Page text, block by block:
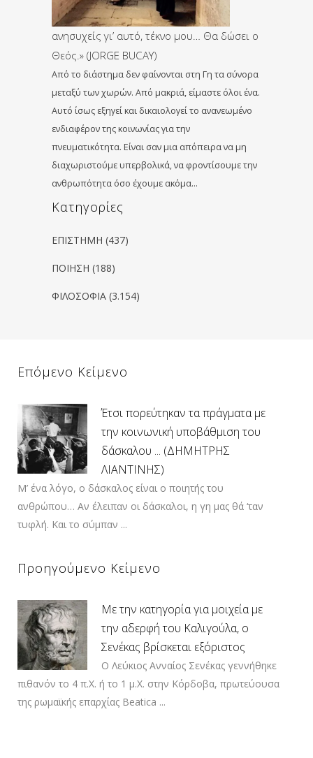
ανησυχείς γι’ αυτό, τέκνο μου… Θα δώσει ο
Θεός.» (JORGE BUCAY)
Από το διάστημα δεν φαίνονται στη Γη τα σύνορα
μεταξύ των χωρών. Από μακριά, είμαστε όλοι ένα.
Αυτό ίσως εξηγεί και δικαιολογεί το ανανεωμένο
ενδιαφέρον της κοινωνίας για την
πνευματικότητα. Είναι σαν μια απόπειρα να μη
διαχωριστούμε υπερβολικά, να φροντίσουμε την
ανθρωπότητα όσο έχουμε ακόμα…
Kατηγορίες
ΕΠΙΣΤΗΜΗ (437)
ΠΟΙΗΣΗ (188)
ΦΙΛΟΣΟΦΙΑ (3.154)
Επόμενο Κείμενο
Έτσι πορεύτηκαν τα πράγματα με
την κοινωνική υποβάθμιση του
δάσκαλου ... (ΔΗΜΗΤΡΗΣ
ΛΙΑΝΤΙΝΗΣ)
Μ’ ένα λόγο, ο δάσκαλος είναι ο ποιητής του
ανθρώπου… Αν έλειπαν οι δάσκαλοι, η γη μας θά ‘ταν
τυφλή. Και το σύμπαν ...
Προηγούμενο Κείμενο
Με την κατηγορία για μοιχεία με
την αδερφή του Καλιγούλα, ο
Σενέκας βρίσκεται εξόριστος
Ο Λεύκιος Ανναίος Σενέκας γεννήθηκε
πιθανόν το 4 π.Χ. ή το 1 μ.Χ. στην Κόρδοβα, πρωτεύουσα
της ρωμαϊκής επαρχίας Beatica ...